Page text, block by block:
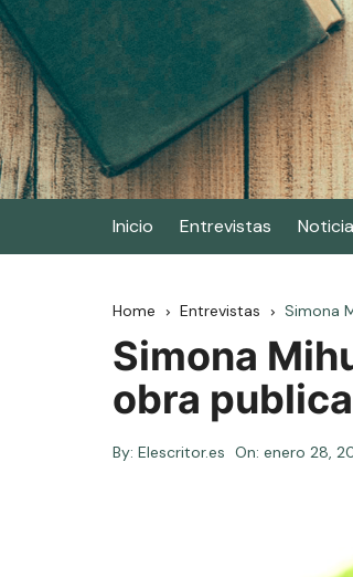
Skip
to
content
El periódico digital de los
Inicio Entrevistas
Home Entrevistas Simona
Simona
obra
By: Elescritor.es On: enero 28,